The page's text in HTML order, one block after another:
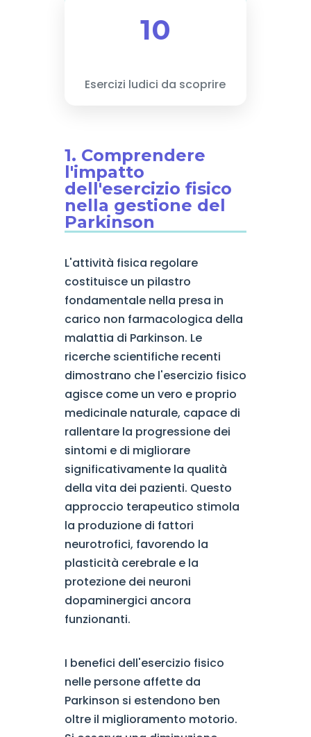
10
Esercizi ludici da scoprire
1. Comprendere
l'impatto
dell'esercizio fisico
nella gestione del
Parkinson
L'attività fisica regolare
costituisce un pilastro
fondamentale nella presa in
carico non farmacologica della
malattia di Parkinson. Le
ricerche scientifiche recenti
dimostrano che l'esercizio fisico
agisce come un vero e proprio
medicinale naturale, capace di
rallentare la progressione dei
sintomi e di migliorare
significativamente la qualità
della vita dei pazienti. Questo
approccio terapeutico stimola
la produzione di fattori
neurotrofici, favorendo la
plasticità cerebrale e la
protezione dei neuroni
dopaminergici ancora
funzionanti.
I benefici dell'esercizio fisico
nelle persone affette da
Parkinson si estendono ben
oltre il miglioramento motorio.